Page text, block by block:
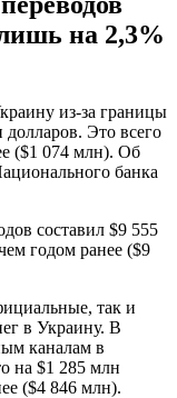
на 2,3%
из-за границы
долларов. Это всего
($1 074 млн). Об
банка
составил $9 555
годом ранее ($9
так и
в Украину. В
каналам в
на $1 285 млн
($4 846 млн).